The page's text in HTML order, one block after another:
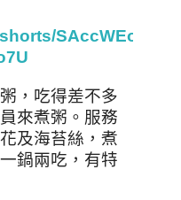
，吃得差不多
來煮粥。服務
及海苔絲，煮
鍋兩吃，有特